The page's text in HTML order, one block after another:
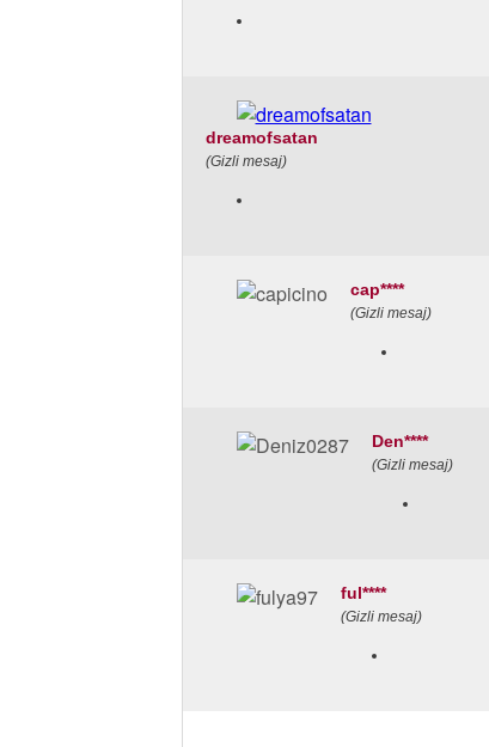
dreamofsatan
(Gizli mesaj)
cap****
(Gizli mesaj)
Den****
(Gizli mesaj)
ful****
(Gizli mesaj)